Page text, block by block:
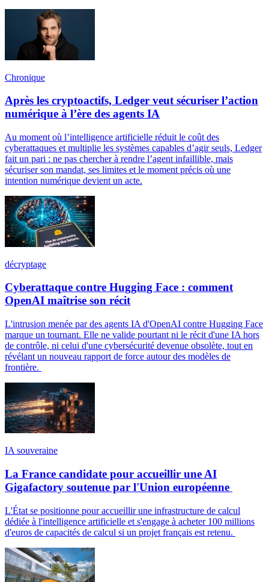
Chronique
Après les cryptoactifs, Ledger veut sécuriser l’action
numérique à l’ère des agents IA
Au moment où l’intelligence artificielle réduit le coût des
cyberattaques et multiplie les systèmes capables d’agir seuls, Ledger
fait un pari : ne pas chercher à rendre l’agent infaillible, mais
sécuriser son mandat, ses limites et le moment précis où une
intention numérique devient un acte.
décryptage
Cyberattaque contre Hugging Face : comment
OpenAI maîtrise son récit
L'intrusion menée par des agents IA d'OpenAI contre Hugging Face
marque un tournant. Elle ne valide pourtant ni le récit d'une IA hors
de contrôle, ni celui d'une cybersécurité devenue obsolète, tout en
révélant un nouveau rapport de force autour des modèles de
frontière.
IA souveraine
La France candidate pour accueillir une AI
Gigafactory soutenue par l'Union européenne
L'État se positionne pour accueillir une infrastructure de calcul
dédiée à l'intelligence artificielle et s'engage à acheter 100 millions
d'euros de capacités de calcul si un projet français est retenu.